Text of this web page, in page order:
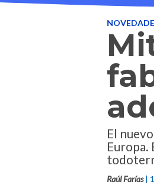
El
Europa.
Raúl Farías |